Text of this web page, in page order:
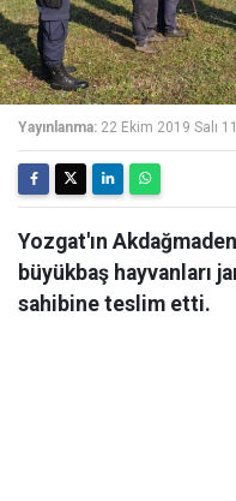
Yayınlanma: 22 Ekim 2019 Salı
Yozgat'ın
büyükbaş hayvanları
sahibine teslim etti.